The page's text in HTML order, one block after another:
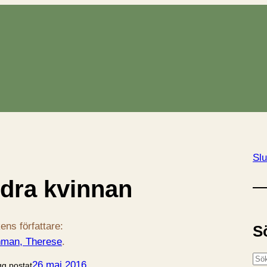
kvinnan
författare:
Therese.
postat26 maj 2016
S